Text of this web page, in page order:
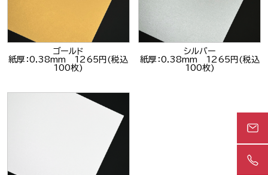
ゴールド
紙厚：0.38mm 1265円(税込
100枚)
シルバー
紙厚：0.38mm 1265円(税込
100枚)